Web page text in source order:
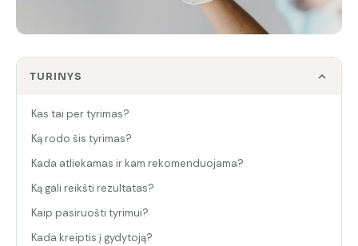
TURINYS
Kas tai per tyrimas?
Ką rodo šis tyrimas?
Kada atliekamas ir kam rekomenduojama?
Ką gali reikšti rezultatas?
Kaip pasiruošti tyrimui?
Kada kreiptis į gydytoją?